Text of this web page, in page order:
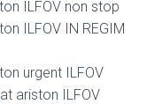
ILFOV non stop
ILFOV IN REGIM
urgent ILFOV
ariston ILFOV